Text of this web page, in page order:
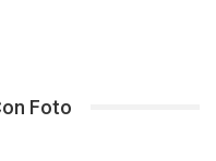
Foto